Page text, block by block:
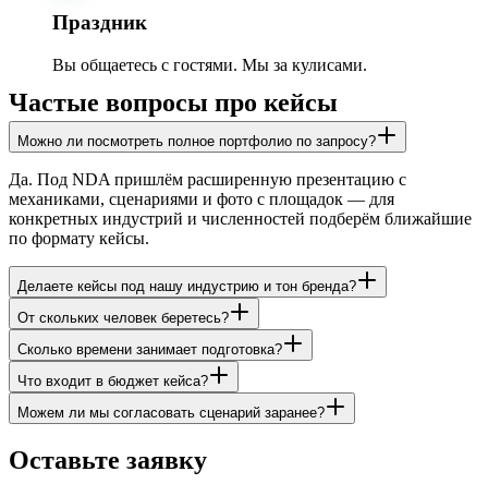
Праздник
Вы общаетесь с гостями. Мы за кулисами.
Частые вопросы про кейсы
Можно ли посмотреть полное портфолио по запросу?
Да. Под NDA пришлём расширенную презентацию с
механиками, сценариями и фото с площадок — для
конкретных индустрий и численностей подберём ближайшие
по формату кейсы.
Делаете кейсы под нашу индустрию и тон бренда?
От скольких человек беретесь?
Сколько времени занимает подготовка?
Что входит в бюджет кейса?
Можем ли мы согласовать сценарий заранее?
Оставьте заявку